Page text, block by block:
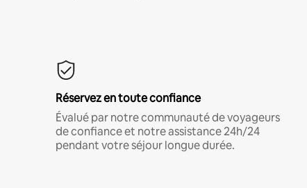
Réservez en toute confiance
Évalué par notre communauté de voyageurs
de confiance et notre assistance 24h/24
pendant votre séjour longue durée.